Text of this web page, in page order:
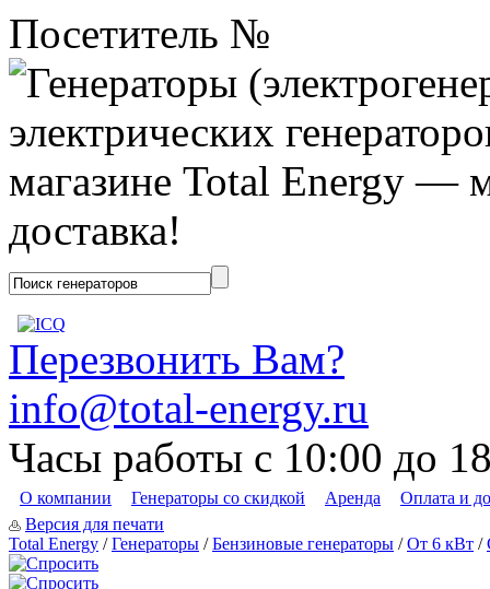
Посетитель №
Перезвонить Вам?
info@total-energy.ru
Часы работы с 10:00 до
О компании Генераторы со скидкой Аренда
Оплата и
Версия для печати
Total Energy /Генераторы /Бензиновые генераторы /От 6 кВт /